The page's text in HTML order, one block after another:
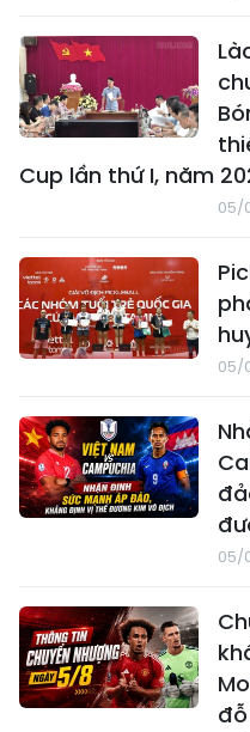
Cup lần thứ I, năm
05/
05/
05/